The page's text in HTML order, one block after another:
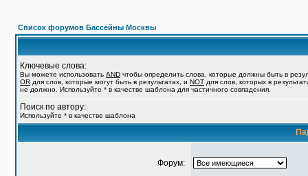
Список форумов Бассейны Москвы
Ключевые слова:
Вы можете использовать AND чтобы определить слова, которые должны быть в
OR для слов, которые могут быть в результатах, и NOT для слов, которых в
не должно. Используйте * в качестве шаблона для частичного совпадения.
Поиск по автору:
Используйте * в качестве шаблона
Форум: